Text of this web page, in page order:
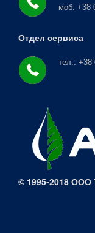
моб: +38
Отдел сервиса
тел.: +38
© 1995-2018